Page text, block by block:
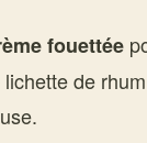
fouettée
de